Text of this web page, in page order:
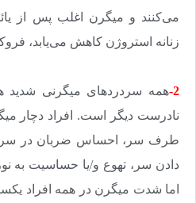
می‌کنند و میگرن اغلب پس از
زنانه استروژن کاهش می‌یابد،
2- همه سردردهای میگرنی شدید
نادرست دیگر است. افراد دچار
طرف سر، احساس ضربان در
دادن سر، تهوع و/یا حساسیت به
اما شدت میگرن در همه افراد